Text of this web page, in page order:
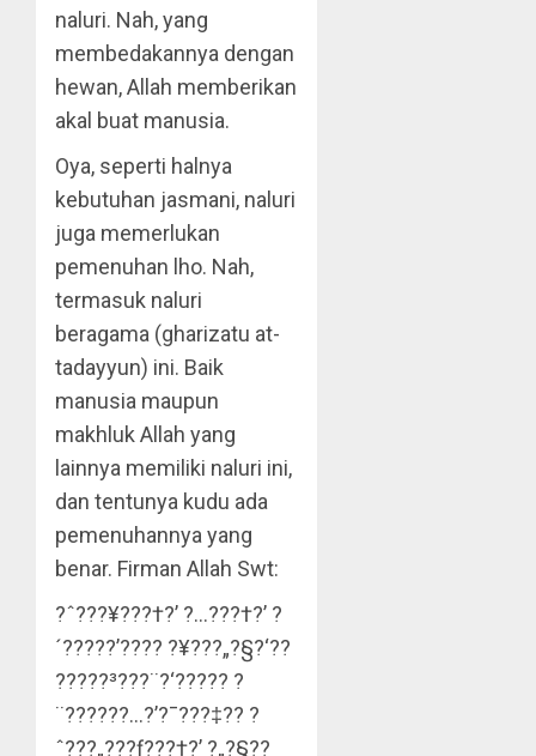
naluri. Nah, yang
membedakannya dengan
hewan, Allah memberikan
akal buat manusia.
Oya, seperti halnya
kebutuhan jasmani, naluri
juga memerlukan
pemenuhan lho. Nah,
termasuk naluri
beragama (gharizatu at-
tadayyun) ini. Baik
manusia maupun
makhluk Allah yang
lainnya memiliki naluri ini,
dan tentunya kudu ada
pemenuhannya yang
benar. Firman Allah Swt:
?ˆ???¥???†?’ ?…???†?’ ?
´?????’???? ?¥???„?§?‘??
?????³???¨?‘???­?? ?
¨???­???…?’?¯???‡?? ?
ˆ???„???ƒ???†?’ ?„?§??